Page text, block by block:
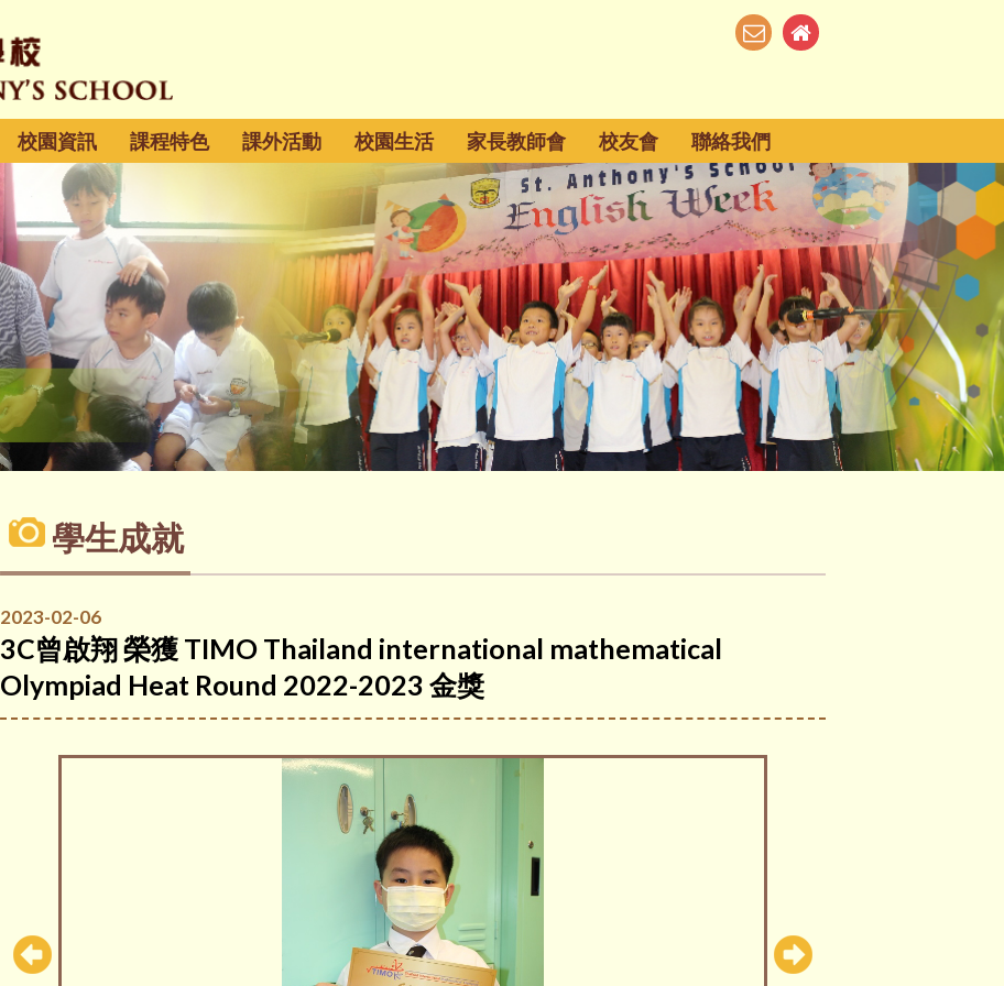
校園資訊 課程特色 課外活動 校園生活 家長教師會 校友會 聯絡我們
學生成就
2023-02-06
3C曾啟翔 榮獲 TIMO Thailand international mathematical
Olympiad Heat Round 2022-2023 金獎